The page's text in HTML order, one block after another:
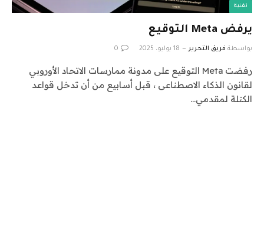
تقنية
يرفض Meta التوقيع
بواسطة فريق التحرير 18 يوليو، 2025 0
رفضت Meta التوقيع على مدونة ممارسات الاتحاد الأوروبي
لقانون الذكاء الاصطناعى ، قبل أسابيع من أن تدخل قواعد
الكتلة لمقدمي…